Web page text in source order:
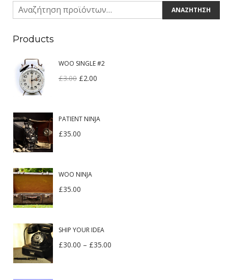
ΑΝΑΖΉΤΗΣΗ
Products
WOO SINGLE #2
£3.00 £2.00
PATIENT NINJA
£35.00
WOO NINJA
£35.00
SHIP YOUR IDEA
£30.00 – £35.00